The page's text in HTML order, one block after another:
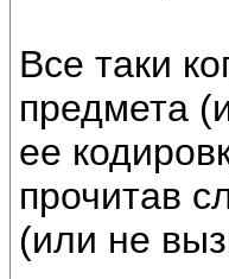
Все таки
предмета
ее
прочитав
(или не